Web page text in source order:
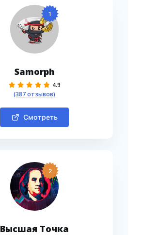
1
Samorph
4.9
(387 отзывов)
Смотреть
2
Высшая Точка